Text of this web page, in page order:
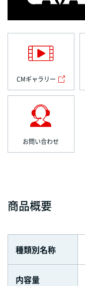
CMギャラリー
お問い合わせ
商品概要
種類別名称
内容量